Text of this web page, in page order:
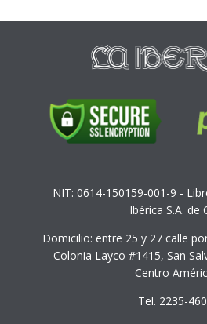
NIT: 0614-150159-001-9 -
Ibérica S.A. de
Domicilio: entre 25 y 27 calle
Colonia Layco #1415, San
Centro
Tel. 2235-